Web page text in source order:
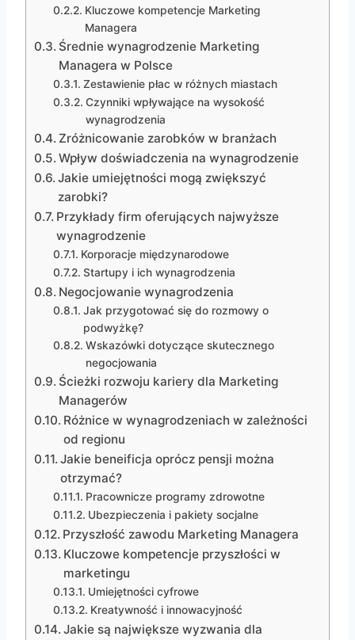
Kluczowe kompetencje Marketing
Managera
Średnie wynagrodzenie Marketing
Managera w Polsce
Zestawienie płac w różnych miastach
Czynniki wpływające na wysokość
wynagrodzenia
Zróżnicowanie zarobków w branżach
Wpływ doświadczenia na wynagrodzenie
Jakie umiejętności mogą zwiększyć
zarobki?
Przykłady firm oferujących najwyższe
wynagrodzenie
Korporacje międzynarodowe
Startupy i ich wynagrodzenia
Negocjowanie wynagrodzenia
Jak przygotować się do rozmowy o
podwyżkę?
Wskazówki dotyczące skutecznego
negocjowania
Ścieżki rozwoju kariery dla Marketing
Managerów
Różnice w wynagrodzeniach w zależności
od regionu
Jakie beneificja oprócz pensji można
otrzymać?
Pracownicze programy zdrowotne
Ubezpieczenia i pakiety socjalne
Przyszłość zawodu Marketing Managera
Kluczowe kompetencje przyszłości w
marketingu
Umiejętności cyfrowe
Kreatywność i innowacyjność
Jakie są największe wyzwania dla